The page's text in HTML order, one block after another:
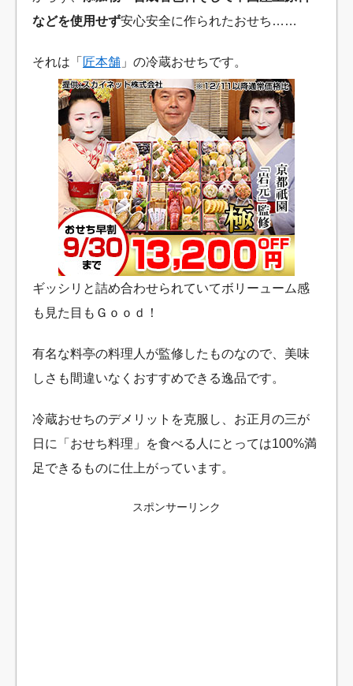
などを使用せず安心安全に作られたおせち……
それは「 匠本舗 」の冷蔵おせちです。
ギッシリと詰め合わせられていてボリーューム感
も見た目もＧｏｏｄ！
有名な料亭の料理人が監修したものなので、美味
しさも間違いなくおすすめできる逸品です。
冷蔵おせちのデメリットを克服し、お正月の三が
日に「おせち料理」を食べる人にとっては100%満
足できるものに仕上がっています。
スポンサーリンク